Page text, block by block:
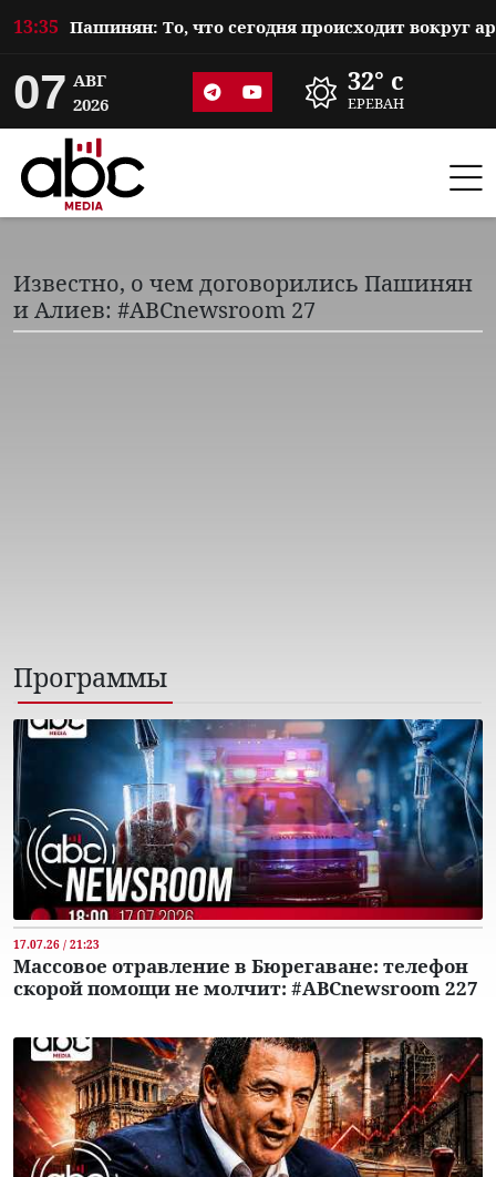
13:35
07 АВГ
2026
32° c
ЕРЕВАН
Известно, о чем договорились Пашинян
и Алиев: #ABCnewsroom 27
Программы
17.07.26 / 21:23
Массовое отравление в Бюрегаване: телефон
скорой помощи не молчит: #ABCnewsroom 227